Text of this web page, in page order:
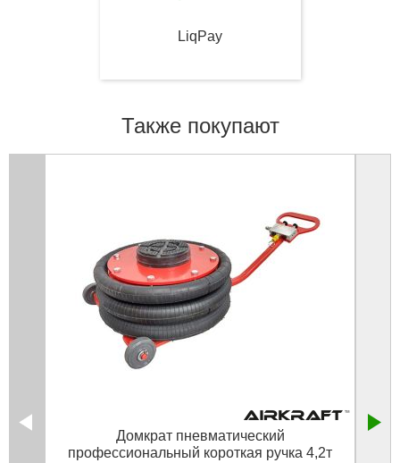
LiqPay
Также покупают
Домкрат пневматический
профессиональный короткая ручка 4,2т